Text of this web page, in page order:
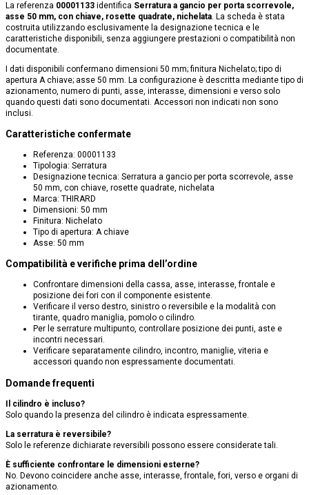
La referenza 00001133 identifica Serratura a gancio per porta scorrevole,
asse 50 mm, con chiave, rosette quadrate, nichelata. La scheda è stata
costruita utilizzando esclusivamente la designazione tecnica e le
caratteristiche disponibili, senza aggiungere prestazioni o compatibilità non
documentate.
I dati disponibili confermano dimensioni 50 mm; finitura Nichelato; tipo di
apertura A chiave; asse 50 mm. La configurazione è descritta mediante tipo di
azionamento, numero di punti, asse, interasse, dimensioni e verso solo
quando questi dati sono documentati. Accessori non indicati non sono
inclusi.
Caratteristiche confermate
Referenza: 00001133
Tipologia: Serratura
Designazione tecnica: Serratura a gancio per porta scorrevole, asse
50 mm, con chiave, rosette quadrate, nichelata
Marca: THIRARD
Dimensioni: 50 mm
Finitura: Nichelato
Tipo di apertura: A chiave
Asse: 50 mm
Compatibilità e verifiche prima dell’ordine
Confrontare dimensioni della cassa, asse, interasse, frontale e
posizione dei fori con il componente esistente.
Verificare il verso destro, sinistro o reversibile e la modalità con
tirante, quadro maniglia, pomolo o cilindro.
Per le serrature multipunto, controllare posizione dei punti, aste e
incontri necessari.
Verificare separatamente cilindro, incontro, maniglie, viteria e
accessori quando non espressamente documentati.
Domande frequenti
Il cilindro è incluso?
Solo quando la presenza del cilindro è indicata espressamente.
La serratura è reversibile?
Solo le referenze dichiarate reversibili possono essere considerate tali.
È sufficiente confrontare le dimensioni esterne?
No. Devono coincidere anche asse, interasse, frontale, fori, verso e organi di
azionamento.